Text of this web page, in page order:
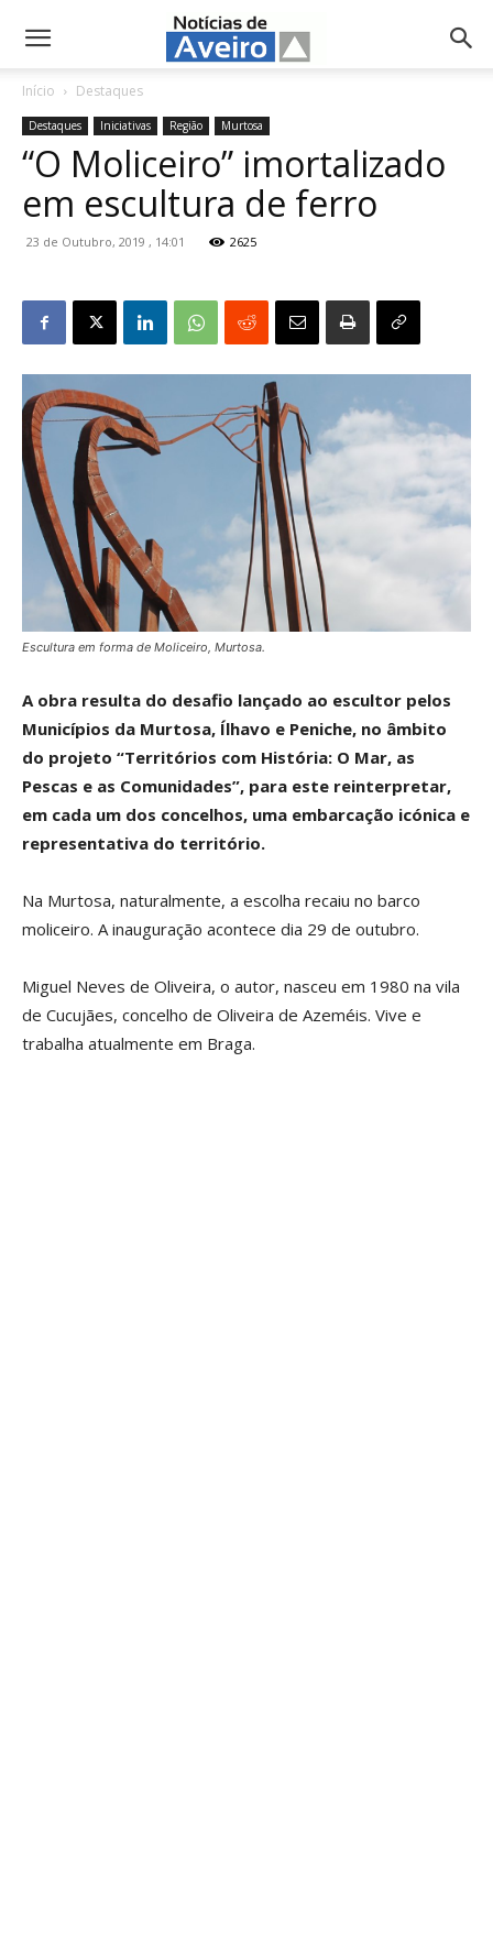
NotíciasdeAveiro.pt
Início Destaques
Destaques Iniciativas Região Murtosa
“O Moliceiro” imortalizado
em escultura de ferro
23 de Outubro, 2019 , 14:01 2625
Escultura em forma de Moliceiro, Murtosa.
A obra resulta do desafio lançado ao escultor pelos
Municípios da Murtosa, Ílhavo e Peniche, no âmbito
do projeto “Territórios com História: O Mar, as
Pescas e as Comunidades”, para este reinterpretar,
em cada um dos concelhos, uma embarcação icónica e
representativa do território.
Na Murtosa, naturalmente, a escolha recaiu no barco
moliceiro. A inauguração acontece dia 29 de outubro.
Miguel Neves de Oliveira, o autor, nasceu em 1980 na vila
de Cucujães, concelho de Oliveira de Azeméis. Vive e
trabalha atualmente em Braga.